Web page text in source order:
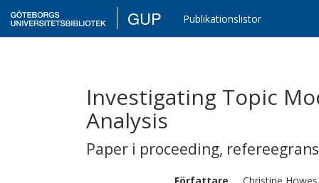
GUP Publikationslistor
Investigating Topic
Analysis
Paper i proceeding,